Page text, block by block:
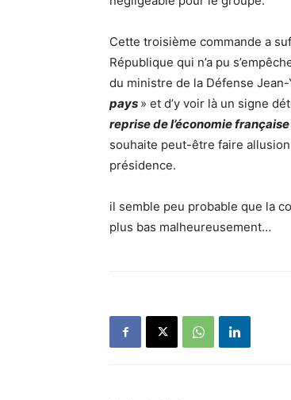
Cette troisième commande a
République qui n’a pu
du ministre de la Défense Jean-
pays » et d’y voir là un signe
reprise de l’économie française
souhaite peut-être faire
présidence.
il semble peu probable que la
plus bas malheureusement…